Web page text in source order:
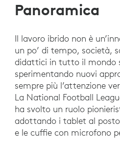
Panoramica
Il lavoro ibrido non è
un po’ di tempo, società,
didattici in tutto il mondo
sperimentando nuovi
sempre più l’attenzione
La National Football
ha svolto un ruolo
adottando i tablet al
e le cuffie con microfono